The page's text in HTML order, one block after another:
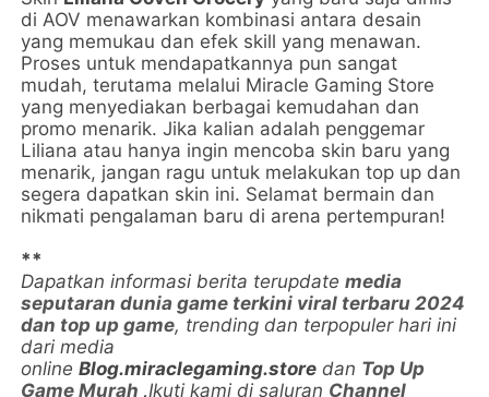
di AOV menawarkan kombinasi antara desain
yang memukau dan efek skill yang menawan.
Proses untuk mendapatkannya pun sangat
mudah, terutama melalui Miracle Gaming Store
yang menyediakan berbagai kemudahan dan
promo menarik. Jika kalian adalah penggemar
Liliana atau hanya ingin mencoba skin baru yang
menarik, jangan ragu untuk melakukan top up dan
segera dapatkan skin ini. Selamat bermain dan
nikmati pengalaman baru di arena pertempuran!
**
Dapatkan informasi berita terupdatemedia
seputaran dunia game terkini viral terbaru 2024
dan top up game, trending dan terpopuler hari ini
dari media
onlineBlog.miraclegaming.store dan Top Up
Game Murah ,Ikuti kami di saluran Channel